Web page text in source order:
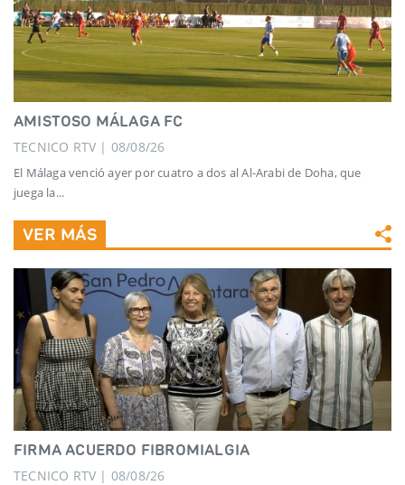
AMISTOSO MÁLAGA FC
TECNICO RTV | 08/08/26
El Málaga venció ayer por cuatro a dos al Al-Arabi de Doha, que
juega la...
VER MÁS
FIRMA ACUERDO FIBROMIALGIA
TECNICO RTV | 08/08/26